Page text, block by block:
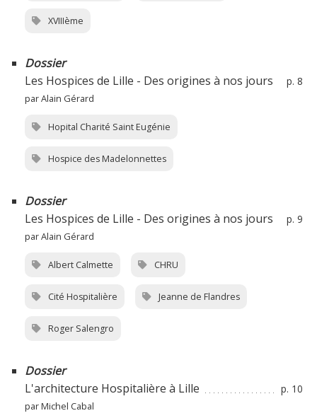
XVIIIème
Dossier
Les Hospices de Lille - Des origines à nos jours
p. 8
par Alain Gérard
Hopital Charité Saint Eugénie
Hospice des Madelonnettes
Dossier
Les Hospices de Lille - Des origines à nos jours
p. 9
par Alain Gérard
Albert Calmette CHRU
Cité Hospitalière Jeanne de Flandres
Roger Salengro
Dossier
L'architecture Hospitalière à Lille
p. 10
par Michel Cabal